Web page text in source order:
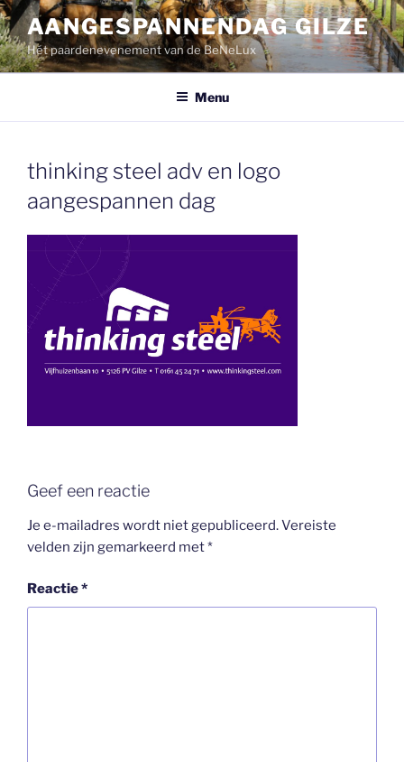
Ga
naar
de
inhoud
AANGESPANNENDAG GILZE
Hét paardenevenement van de BeNeLux
Menu
thinking steel adv en logo
aangespannen dag
Geef een reactie
Je e-mailadres wordt niet gepubliceerd.Vereiste
velden zijn gemarkeerd met*
Reactie*